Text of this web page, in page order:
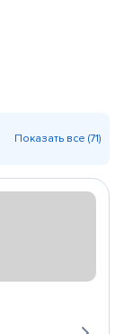
Показать все (71)